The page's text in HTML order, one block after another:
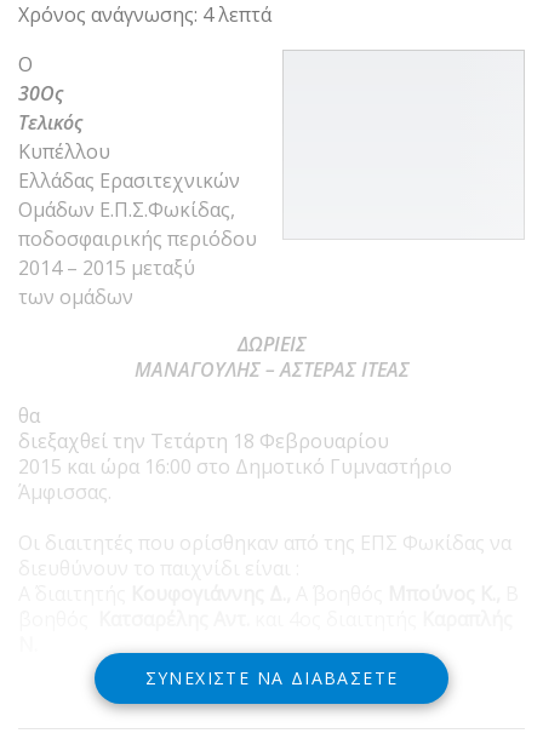
Χρόνος ανάγνωσης: 4 λεπτά
Ο
30Ος
Τελικός
Κυπέλλου
Ελλάδας Ερασιτεχνικών
Ομάδων Ε.Π.Σ.Φωκίδας,
ποδοσφαιρικής περιόδου
2014 – 2015 μεταξύ
των ομάδων
ΔΩΡΙΕΙΣ
ΜΑΝΑΓΟΥΛΗΣ – ΑΣΤΕΡΑΣ ΙΤΕΑΣ
θα
διεξαχθεί την Τετάρτη 18 Φεβρουαρίου
2015 και ώρα 16:00 στο Δημοτικό Γυμναστήριο
Άμφισσας.
Οι διαιτητές που ορίσθηκαν από της ΕΠΣ Φωκίδας να
ΣΥΝΕΧΊΣΤΕ ΝΑ ΔΙΑΒΆΣΕΤΕ